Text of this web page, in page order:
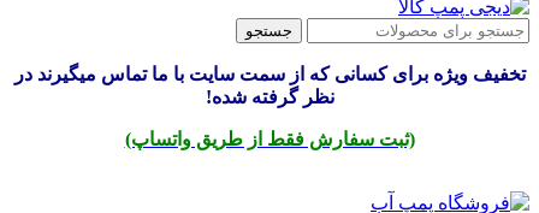
جستجو
تخفیف ویژه برای کسانی که از سمت سایت با ما تماس میگیرند در
نظر گرفته شده!
(ثبت سفارش فقط از طریق واتساپ)